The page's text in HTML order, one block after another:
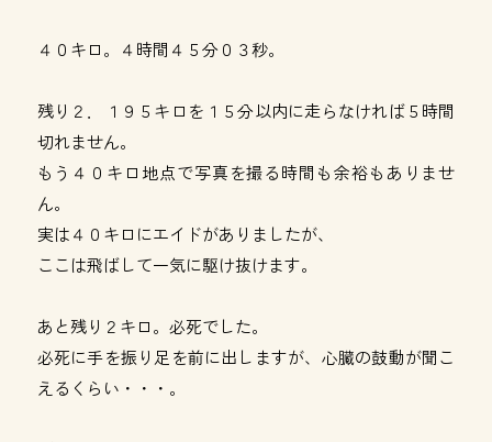
４０キロ。４時間４５分０３秒。
残り２．１９５キロを１５分以内に走らなければ５時間
切れません。
もう４０キロ地点で写真を撮る時間も余裕もありませ
ん。
実は４０キロにエイドがありましたが、
ここは飛ばして一気に駆け抜けます。
あと残り２キロ。必死でした。
必死に手を振り足を前に出しますが、心臓の鼓動が聞こ
えるくらい・・・。